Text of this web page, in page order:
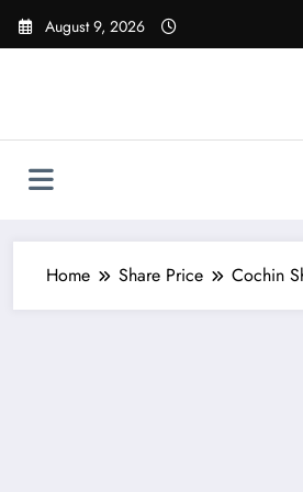
Skip
August 9, 2026
Home Share Price Cochin